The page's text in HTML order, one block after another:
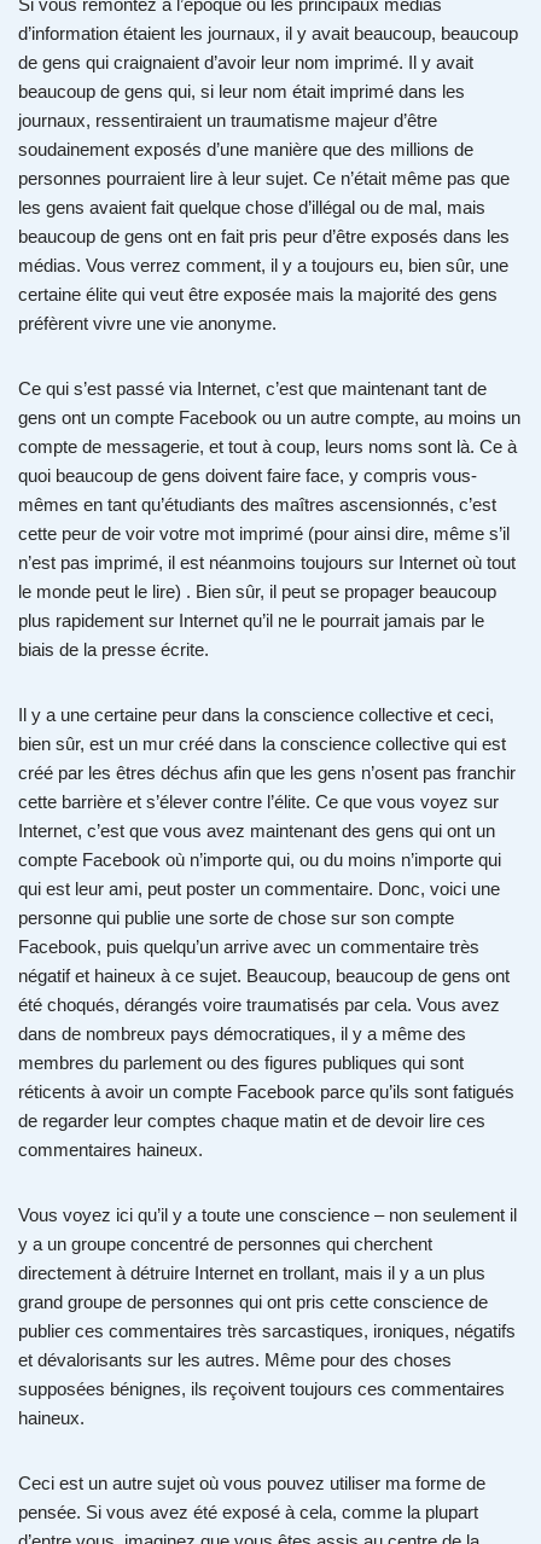
Si vous remontez à l’époque où les principaux médias
d’information étaient les journaux, il y avait beaucoup, beaucoup
de gens qui craignaient d’avoir leur nom imprimé. Il y avait
beaucoup de gens qui, si leur nom était imprimé dans les
journaux, ressentiraient un traumatisme majeur d’être
soudainement exposés d’une manière que des millions de
personnes pourraient lire à leur sujet. Ce n’était même pas que
les gens avaient fait quelque chose d’illégal ou de mal, mais
beaucoup de gens ont en fait pris peur d’être exposés dans les
médias. Vous verrez comment, il y a toujours eu, bien sûr, une
certaine élite qui veut être exposée mais la majorité des gens
préfèrent vivre une vie anonyme.
Ce qui s’est passé via Internet, c’est que maintenant tant de
gens ont un compte Facebook ou un autre compte, au moins un
compte de messagerie, et tout à coup, leurs noms sont là. Ce à
quoi beaucoup de gens doivent faire face, y compris vous-
mêmes en tant qu’étudiants des maîtres ascensionnés, c’est
cette peur de voir votre mot imprimé (pour ainsi dire, même s’il
n’est pas imprimé, il est néanmoins toujours sur Internet où tout
le monde peut le lire) . Bien sûr, il peut se propager beaucoup
plus rapidement sur Internet qu’il ne le pourrait jamais par le
biais de la presse écrite.
Il y a une certaine peur dans la conscience collective et ceci,
bien sûr, est un mur créé dans la conscience collective qui est
créé par les êtres déchus afin que les gens n’osent pas franchir
cette barrière et s’élever contre l’élite. Ce que vous voyez sur
Internet, c’est que vous avez maintenant des gens qui ont un
compte Facebook où n’importe qui, ou du moins n’importe qui
qui est leur ami, peut poster un commentaire. Donc, voici une
personne qui publie une sorte de chose sur son compte
Facebook, puis quelqu’un arrive avec un commentaire très
négatif et haineux à ce sujet. Beaucoup, beaucoup de gens ont
été choqués, dérangés voire traumatisés par cela. Vous avez
dans de nombreux pays démocratiques, il y a même des
membres du parlement ou des figures publiques qui sont
réticents à avoir un compte Facebook parce qu’ils sont fatigués
de regarder leur comptes chaque matin et de devoir lire ces
commentaires haineux.
Vous voyez ici qu’il y a toute une conscience – non seulement il
y a un groupe concentré de personnes qui cherchent
directement à détruire Internet en trollant, mais il y a un plus
grand groupe de personnes qui ont pris cette conscience de
publier ces commentaires très sarcastiques, ironiques, négatifs
et dévalorisants sur les autres. Même pour des choses
supposées bénignes, ils reçoivent toujours ces commentaires
haineux.
Ceci est un autre sujet où vous pouvez utiliser ma forme de
pensée. Si vous avez été exposé à cela, comme la plupart